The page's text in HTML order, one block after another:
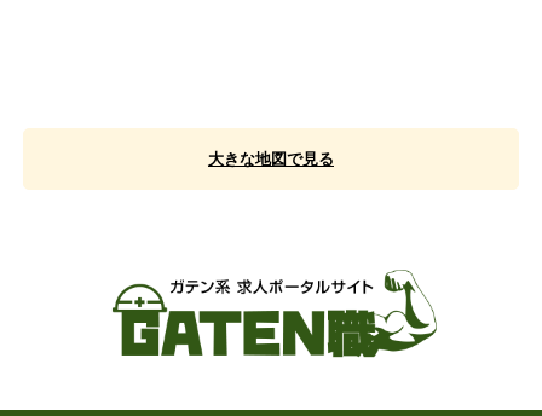
大きな地図で見る